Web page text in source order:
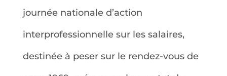
journée nationale d’action
interprofessionnelle sur les salaires,
destinée à peser sur le rendez-vous de